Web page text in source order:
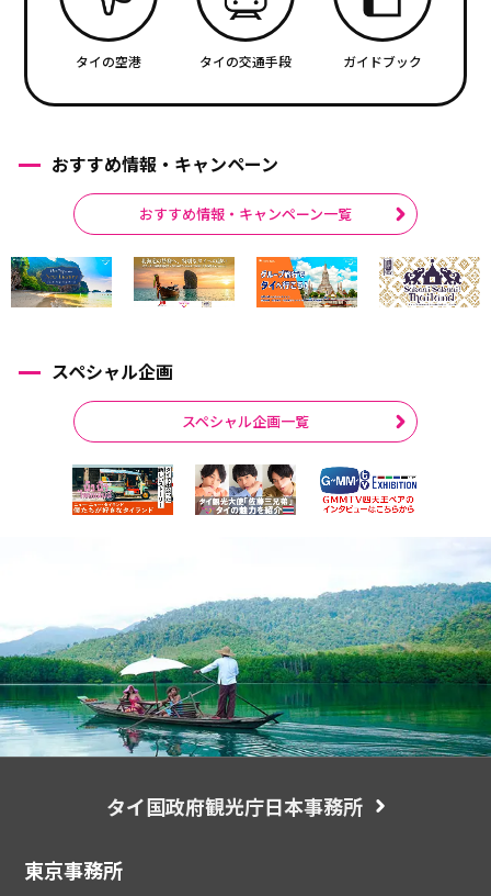
タイの空港 タイの交通手段 ガイドブック
おすすめ情報・キャンペーン
おすすめ情報・キャンペーン一覧
スペシャル企画
スペシャル企画一覧
タイ国政府観光庁日本事務所
東京事務所